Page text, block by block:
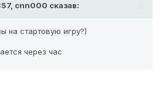
cnn000 сказав:
на стартовую игру?)
через час